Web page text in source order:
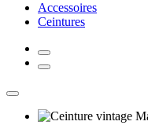
Accessoires
Ceintures